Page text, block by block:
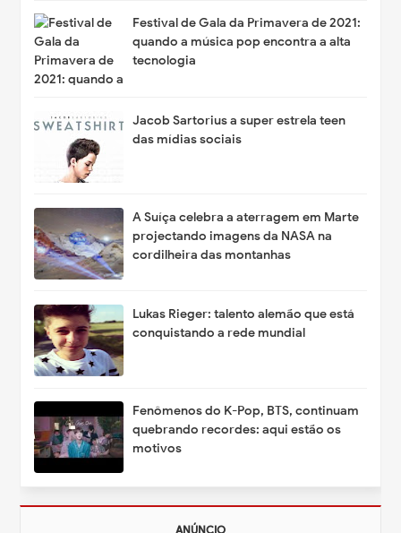
Festival de Gala da Primavera de 2021:
quando a música pop encontra a alta
tecnologia
Jacob Sartorius a super estrela teen
das mídias sociais
A Suíça celebra a aterragem em Marte
projectando imagens da NASA na
cordilheira das montanhas
Lukas Rieger: talento alemão que está
conquistando a rede mundial
Fenômenos do K-Pop, BTS, continuam
quebrando recordes: aqui estão os
motivos
ANÚNCIO